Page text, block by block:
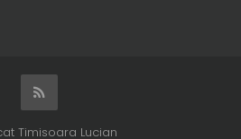
Timisoara Lucian